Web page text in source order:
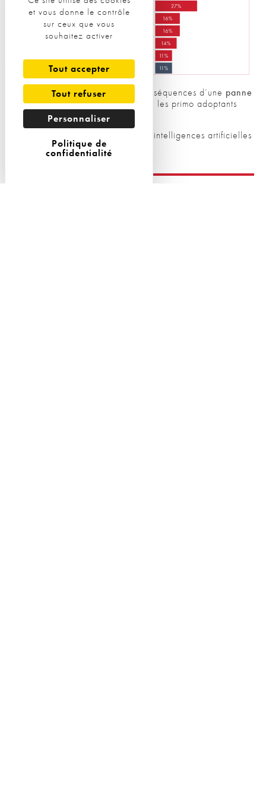
et vous donne le contrôle
sur ceux que vous
souhaitez activer
Tout accepter
Tout refuser
Personnaliser
Politique de
confidentialité
A noter que le piratage ou les conséquences d’une panne
inquiètent de façon plus prégnante les primo adoptants
(43% et 33%).
Et vous, quel est votre rapport aux intelligences artificielles